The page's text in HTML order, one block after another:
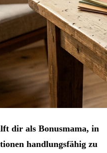
dir als Bonusmama, in
handlungsfähig zu